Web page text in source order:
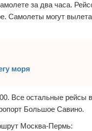
за два часа.
Самолеты могут
моря
Все остальные
Большое Савино.
Москва-Пермь: